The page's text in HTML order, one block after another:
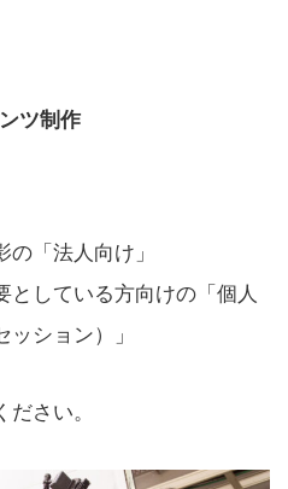
ツ制作
の「法人向け」
としている方向けの「個人
ション）」
さい。